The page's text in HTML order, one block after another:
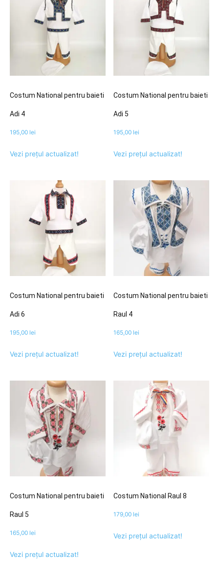
Costum National pentru baieti
Adi 4
195,00 lei
Vezi prețul actualizat!
Costum National pentru baieti
Adi 5
195,00 lei
Vezi prețul actualizat!
Costum National pentru baieti
Adi 6
195,00 lei
Vezi prețul actualizat!
Costum National pentru baieti
Raul 4
165,00 lei
Vezi prețul actualizat!
Costum National pentru baieti
Raul 5
165,00 lei
Vezi prețul actualizat!
Costum National Raul 8
179,00 lei
Vezi prețul actualizat!